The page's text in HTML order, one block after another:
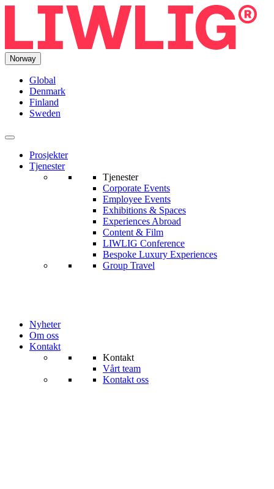
Norway
Global
Denmark
Finland
Sweden
Prosjekter
Tjenester
Tjenester
Corporate Events
Employee Events
Exhibitions & Spaces
Experiences Abroad
Content & Film
LIWLIG Conference
Bespoke Luxury Experiences
Group Travel
Nyheter
Om oss
Kontakt
Kontakt
Vårt team
Kontakt oss